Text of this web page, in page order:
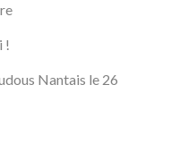
!
Nantais le 26